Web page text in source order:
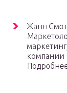
Жанн
компании